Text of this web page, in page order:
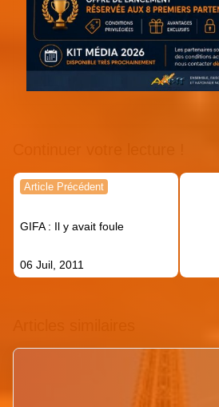
Navigation
l’article
Article Précédent
GIFA : Il y avait foule
06 Juil, 2011